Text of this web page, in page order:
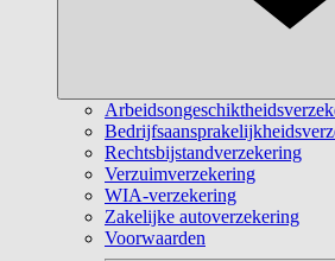
Rechtsbijstandverzekering
Verzuimverzekering
WIA-verzekering
Zakelijke autoverzekering
Voorwaarden